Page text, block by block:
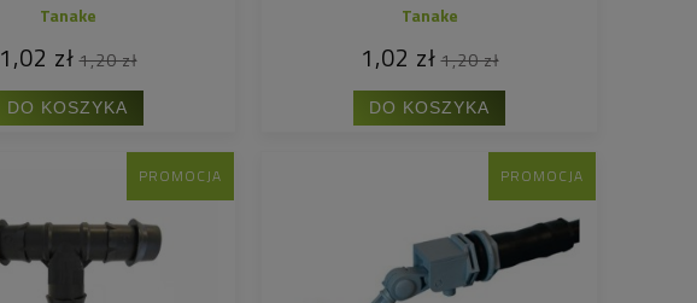
Tanake
1,02 zł 1,20 zł
DO KOSZYKA
Tanake
1,02 zł 1,20 zł
DO KOSZYKA
PROMOCJA PROMOCJA